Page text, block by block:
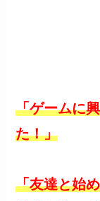
「ゲームに
た！」
「友達と始